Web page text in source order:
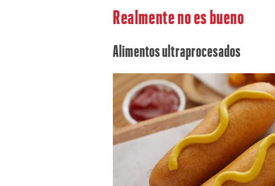
Realmente no es bueno
Alimentos ultraprocesados